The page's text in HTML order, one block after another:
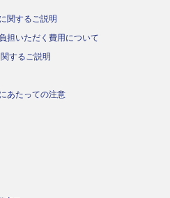
関するご説明
担いただく費用について
するご説明
あたっての注意